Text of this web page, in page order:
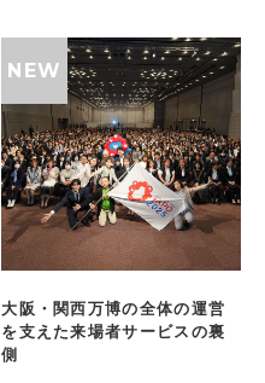
大阪・関西万博の全体の運営
を支えた来場者サービスの裏
側